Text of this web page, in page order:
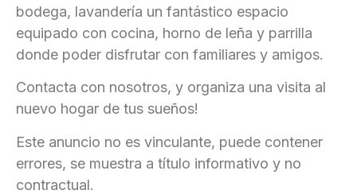
bodega, lavandería un fantástico espacio
equipado con cocina, horno de leña y parrilla
donde poder disfrutar con familiares y amigos.
Contacta con nosotros, y organiza una visita al
nuevo hogar de tus sueños!
Este anuncio no es vinculante, puede contener
errores, se muestra a título informativo y no
contractual.